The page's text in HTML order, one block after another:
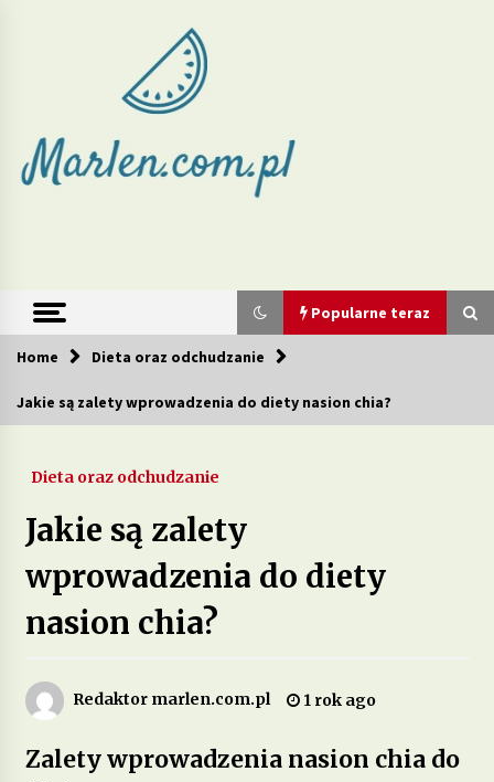
i zdrowe diety
Popularne teraz
Popularne teraz
2 tygodnie ago
Jakie są zalety stosowania diety opartej na
produktach pełnoziarnistych?
2 miesiące ago
Dieta przy zespole policystycznych jajników –
fermentowanych produktów mlecznych?
Home Dieta oraz odchudzanie
Jakie są zalety wprowadzenia do diety nasion chia?
Dieta oraz odchudzanie
Jakie są zalety
wprowadzenia do diety
nasion chia?
Redaktor marlen.com.pl 1 rok ago
Zalety wprowadzenia nasion chia do